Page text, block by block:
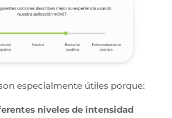
especialmente útiles porque:
niveles de intensidad